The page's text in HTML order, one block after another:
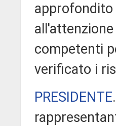
approfondito
competenti
verificato i
PRESIDENTE